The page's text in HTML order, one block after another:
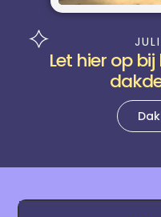
Let hier op